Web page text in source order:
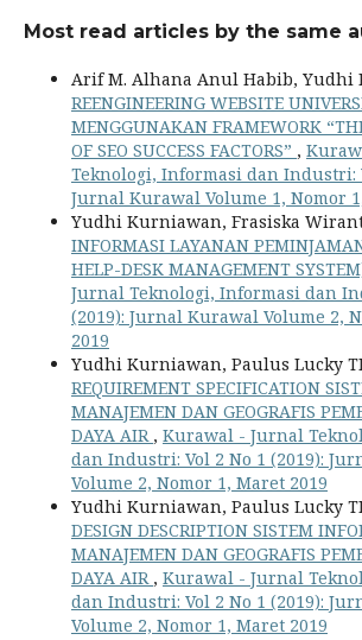
Most read articles by the same
Arif M. Alhana Anul Habib, Yudhi
REENGINEERING WEBSITE
MENGGUNAKAN FRAMEWORK
OF SEO SUCCESS FACTORS” ,
Teknologi, Informasi dan Industri:
Jurnal Kurawal Volume 1, Nomor
Yudhi Kurniawan, Frasiska
INFORMASI LAYANAN
HELP-DESK MANAGEMENT
Jurnal Teknologi, Informasi dan
(2019): Jurnal Kurawal Volume 2,
2019
Yudhi Kurniawan, Paulus Lucky
REQUIREMENT SPECIFICATION
MANAJEMEN DAN GEOGRAFIS
DAYA AIR , Kurawal - Jurnal
dan Industri: Vol 2 No 1 (2019):
Volume 2, Nomor 1, Maret 2019
Yudhi Kurniawan, Paulus Lucky
DESIGN DESCRIPTION SISTEM
MANAJEMEN DAN GEOGRAFIS
DAYA AIR , Kurawal - Jurnal
dan Industri: Vol 2 No 1 (2019):
Volume 2, Nomor 1, Maret 2019